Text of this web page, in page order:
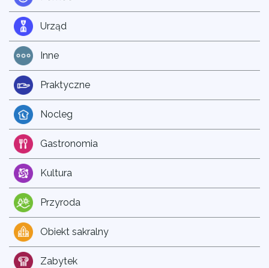
Urząd
Inne
Praktyczne
Nocleg
Gastronomia
Kultura
Przyroda
Obiekt sakralny
Zabytek